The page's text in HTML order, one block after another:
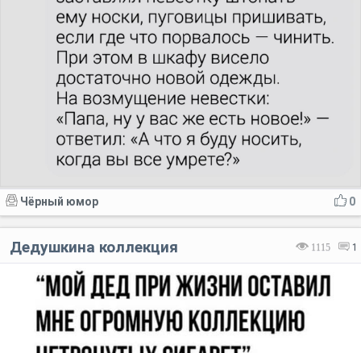
0
Чёрный юмор
1115 1
Дедушкина коллекция